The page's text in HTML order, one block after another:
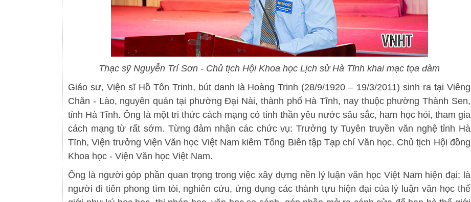
Thạc sỹ Nguyễn Trí Sơn - Chủ tịch Hội Khoa học Lịch sử Hà Tĩnh khai mạc tọa đàm
Giáo sư, Viện sĩ Hồ Tôn Trinh, bút danh là Hoàng Trinh (28/9/1920 – 19/3/2011) sinh ra tại Viêng
Chăn - Lào, nguyên quán tại phường Đại Nài, thành phố Hà Tĩnh, nay thuộc phường Thành Sen,
tỉnh Hà Tĩnh. Ông là một tri thức cách mạng có tinh thần yêu nước sâu sắc, ham học hỏi, tham gia
cách mạng từ rất sớm. Từng đảm nhận các chức vụ: Trưởng ty Tuyên truyền văn nghệ tỉnh Hà
Tĩnh, Viện trưởng Viện Văn học Việt Nam kiêm Tổng Biên tập Tạp chí Văn học, Chủ tịch Hội đồng
Khoa học - Viện Văn học Việt Nam.
Ông là người góp phần quan trọng trong việc xây dựng nền lý luận văn học Việt Nam hiện đại; là
người đi tiên phong tìm tòi, nghiên cứu, ứng dụng các thành tựu hiện đại của lý luận văn học thế